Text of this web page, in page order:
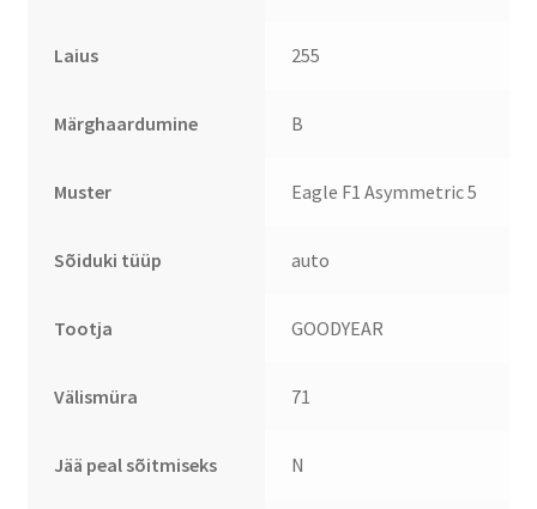
Laius 255
Märghaardumine B
Muster Eagle F1 Asymmetric 5
Sõiduki tüüp auto
Tootja GOODYEAR
Välismüra 71
Jää peal sõitmiseks N